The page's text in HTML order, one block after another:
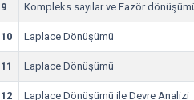
9 Kompleks sayılar ve Fazör
10 Laplace Dönüşümü
11 Laplace Dönüşümü
12 Laplace Dönüşümü ile Devre Analizi